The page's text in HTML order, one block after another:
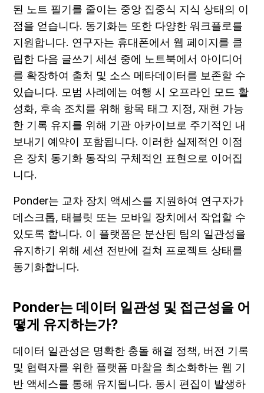
된 노트 필기를 줄이는 중앙 집중식 지식 상태의 이
점을 얻습니다. 동기화는 또한 다양한 워크플로를
지원합니다. 연구자는 휴대폰에서 웹 페이지를 클
립한 다음 글쓰기 세션 중에 노트북에서 아이디어
를 확장하여 출처 및 소스 메타데이터를 보존할 수
있습니다. 모범 사례에는 여행 시 오프라인 모드 활
성화, 후속 조치를 위해 항목 태그 지정, 재현 가능
한 기록 유지를 위해 기관 아카이브로 주기적인 내
보내기 예약이 포함됩니다. 이러한 실제적인 이점
은 장치 동기화 동작의 구체적인 표현으로 이어집
니다.
Ponder는 교차 장치 액세스를 지원하여 연구자가
데스크톱, 태블릿 또는 모바일 장치에서 작업할 수
있도록 합니다. 이 플랫폼은 분산된 팀의 일관성을
유지하기 위해 세션 전반에 걸쳐 프로젝트 상태를
동기화합니다.
Ponder는 데이터 일관성 및 접근성을 어
떻게 유지하는가?
데이터 일관성은 명확한 충돌 해결 정책, 버전 기록
및 협력자를 위한 플랫폼 마찰을 최소화하는 웹 기
반 액세스를 통해 유지됩니다. 동시 편집이 발생하